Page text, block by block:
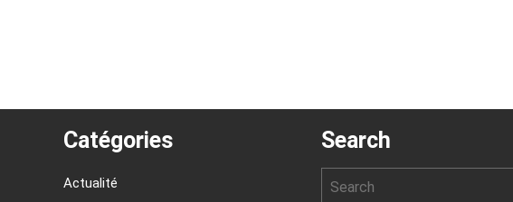
Catégories
Actualité
Search